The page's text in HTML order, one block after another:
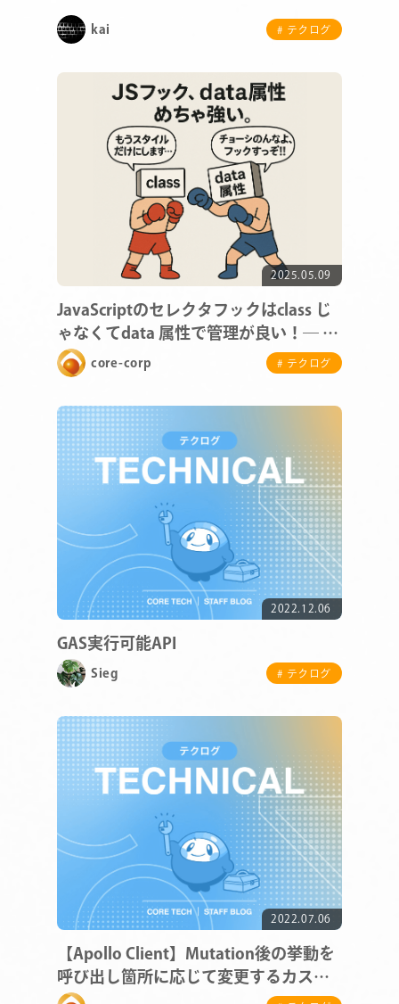
kai
# テクログ
2025.05.09
JavaScriptのセレクタフックはclass じ
ゃなくてdata 属性で管理が良い！― 管
理性・拡張性・安全性を高める設計 ―
core-corp # テクログ
2022.12.06
GAS実行可能API
Sieg # テクログ
2022.07.06
【Apollo Client】Mutation後の挙動を
呼び出し箇所に応じて変更するカスタ
ムフック